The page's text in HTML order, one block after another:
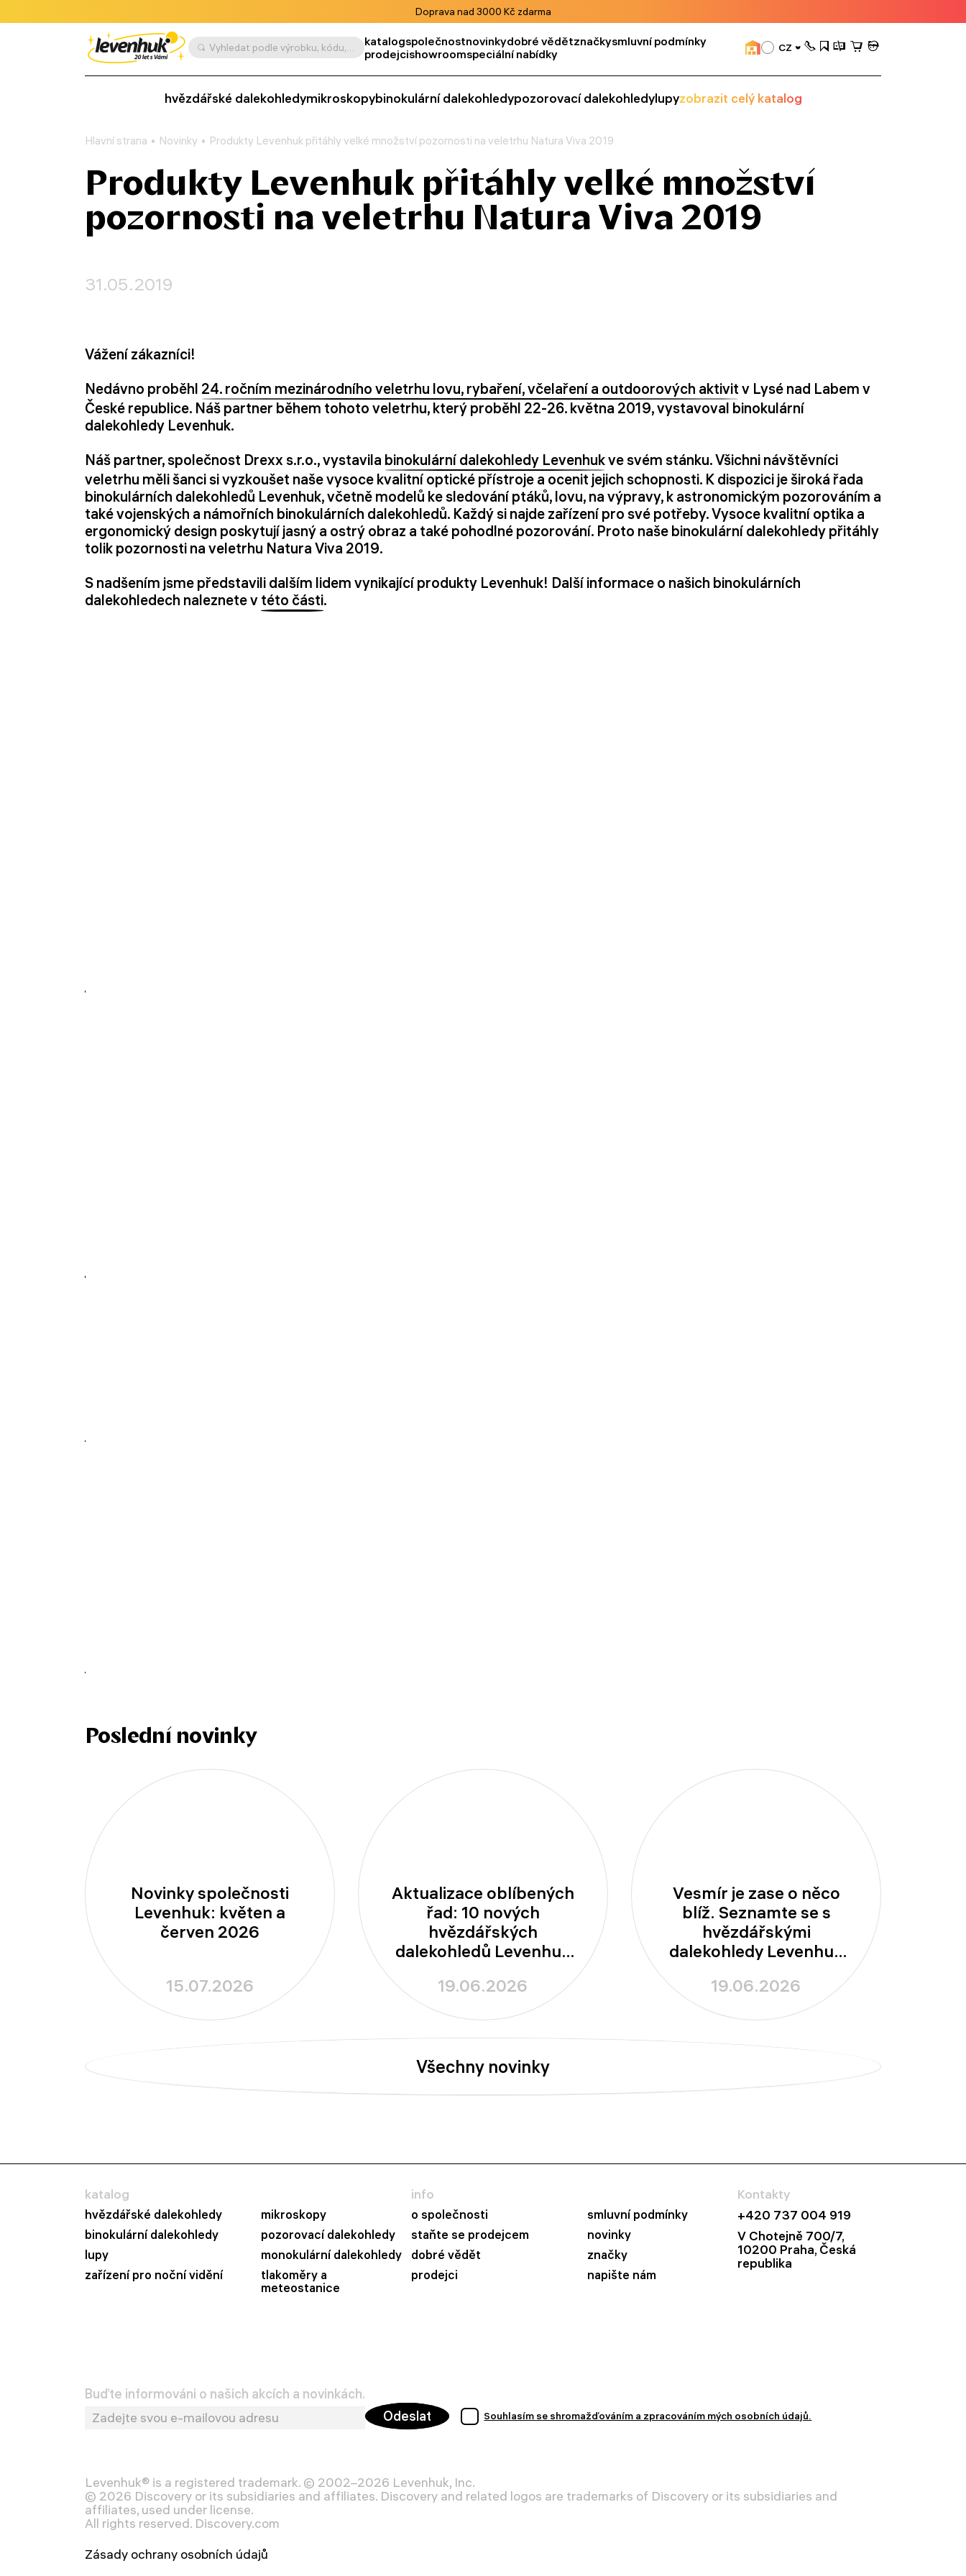
Doprava nad 3000 Kč zdarma
Vyhledat podle výrobku, kódu, kategorie apod. katalogspolečnostnovinkydobré vědětznačkysmluvní podmínky
prodejcishowroomspeciální nabídky CZ
hvězdářské dalekohledymikroskopybinokulární dalekohledypozorovací dalekohledylupyzobrazit celý katalog
Hlavní strana Novinky Produkty Levenhuk přitáhly velké množství pozornosti na veletrhu Natura Viva 2019
Produkty Levenhuk přitáhly velké množství
pozornosti na veletrhu Natura Viva 2019
31.05.2019
Vážení zákazníci!
Nedávno proběhl 24. ročním mezinárodního veletrhu lovu, rybaření, včelaření a outdoorových aktivit v Lysé nad Labem v
České republice. Náš partner během tohoto veletrhu, který proběhl 22-26. května 2019, vystavoval binokulární
dalekohledy Levenhuk.
Náš partner, společnost Drexx s.r.o., vystavila binokulární dalekohledy Levenhukve svém stánku. Všichni návštěvníci
veletrhu měli šanci si vyzkoušet naše vysoce kvalitní optické přístroje a ocenit jejich schopnosti. K dispozici je široká řada
binokulárních dalekohledů Levenhuk, včetně modelů ke sledování ptáků, lovu, na výpravy, k astronomickým pozorováním a
také vojenských a námořních binokulárních dalekohledů. Každý si najde zařízení pro své potřeby. Vysoce kvalitní optika a
ergonomický design poskytují jasný a ostrý obraz a také pohodlné pozorování. Proto naše binokulární dalekohledy přitáhly
tolik pozornosti na veletrhu Natura Viva 2019.
S nadšením jsme představili dalším lidem vynikající produkty Levenhuk! Další informace o našich binokulárních
dalekohledech naleznete v této části.
Poslední novinky
Novinky společnosti
Levenhuk: květen a
červen 2026
15.07.2026
Aktualizace oblíbených
řad: 10 nových
hvězdářských
dalekohledů Levenhuk
New Skyline PRO
19.06.2026
Vesmír je zase o něco
blíž. Seznamte se s
hvězdářskými
dalekohledy Levenhuk
19.06.2026
Všechny novinky
katalog
hvězdářské dalekohledy
mikroskopy
binokulární dalekohledy
pozorovací dalekohledy
lupy
monokulární dalekohledy
zařízení pro noční vidění
tlakoměry a
meteostanice
info
o společnosti
smluvní podmínky
staňte se prodejcem
novinky
dobré vědět
značky
prodejci
napište nám
Kontakty
+420 737 004 919
V Chotejně 700/7,
10200 Praha, Česká
republika
Buďte informováni o našich akcích a novinkách.
Odeslat
Souhlasím se shromažďováním a zpracováním mých osobních údajů.
Levenhuk® is a registered trademark. © 2002–2026 Levenhuk, Inc.
© 2026 Discovery or its subsidiaries and affiliates. Discovery and related logos are trademarks of Discovery or its subsidiaries and
affiliates, used under license.
All rights reserved. Discovery.com
Zásady ochrany osobních údajů